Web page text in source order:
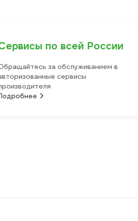
по всей России
за обслуживанием в
сервисы